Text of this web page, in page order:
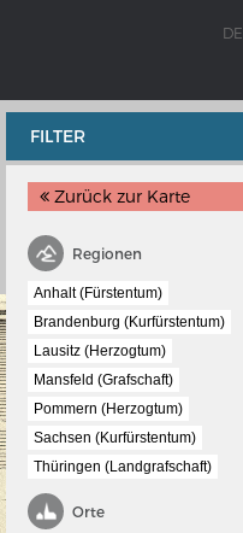
DE
DEMOCRACY
FILTER
Zurück zur Karte
Regionen
Anhalt (Fürstentum)
Brandenburg (Kurfürstentum)
Lausitz (Herzogtum)
Mansfeld (Grafschaft)
Pommern (Herzogtum)
Sachsen (Kurfürstentum)
Thüringen (Landgrafschaft)
Orte